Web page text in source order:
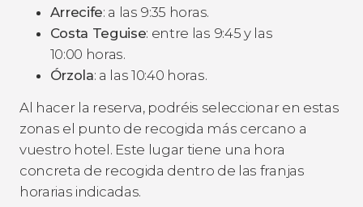
Arrecife: a las 9:35 horas.
Costa Teguise: entre las 9:45 y las
10:00 horas.
Órzola: a las 10:40 horas.
Al hacer la reserva, podréis seleccionar en estas
zonas el punto de recogida más cercano a
vuestro hotel. Este lugar tiene una hora
concreta de recogida dentro de las franjas
horarias indicadas.